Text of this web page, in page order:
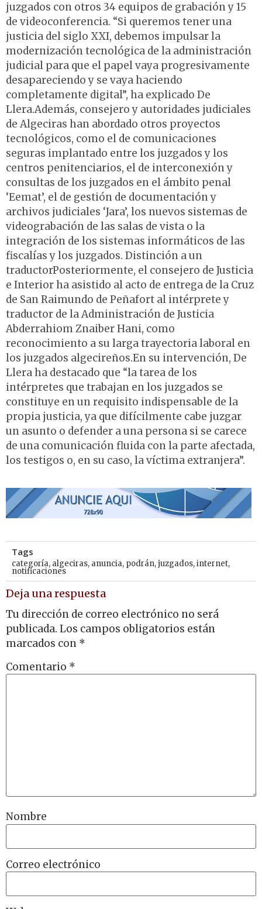
juzgados con otros 34 equipos de grabación y 15
de videoconferencia. “Si queremos tener una
justicia del siglo XXI, debemos impulsar la
modernización tecnológica de la administración
judicial para que el papel vaya progresivamente
desapareciendo y se vaya haciendo
completamente digital”, ha explicado De
Llera.Además, consejero y autoridades judiciales
de Algeciras han abordado otros proyectos
tecnológicos, como el de comunicaciones
seguras implantado entre los juzgados y los
centros penitenciarios, el de interconexión y
consultas de los juzgados en el ámbito penal
‘Eemat’, el de gestión de documentación y
archivos judiciales ‘Jara’, los nuevos sistemas de
videograbación de las salas de vista o la
integración de los sistemas informáticos de las
fiscalías y los juzgados. Distinción a un
traductorPosteriormente, el consejero de Justicia
e Interior ha asistido al acto de entrega de la Cruz
de San Raimundo de Peñafort al intérprete y
traductor de la Administración de Justicia
Abderrahiom Znaiber Hani, como
reconocimiento a su larga trayectoria laboral en
los juzgados algecireños.En su intervención, De
Llera ha destacado que “la tarea de los
intérpretes que trabajan en los juzgados se
constituye en un requisito indispensable de la
propia justicia, ya que difícilmente cabe juzgar
un asunto o defender a una persona si se carece
de una comunicación fluida con la parte afectada,
los testigos o, en su caso, la víctima extranjera”.
Tags
categoría, algeciras, anuncia, podrán,juzgados,internet,
notificaciones
Deja una respuesta
Tu dirección de correo electrónico no será
publicada. Los campos obligatorios están
marcados con *
Comentario *
Nombre
Correo electrónico